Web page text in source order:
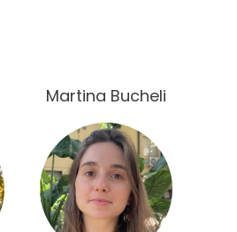
Martina Bucheli
Fotografía